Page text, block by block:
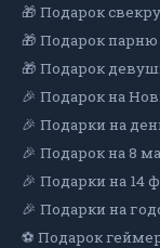
🎁 Подарок свекру
🎁 Подарок парню
🎁 Подарок
🎉 Подарок на
🎉 Подарки на
🎉 Подарок на 8
🎉 Подарки на 14
🎉 Подарки на
⚽ Подарок